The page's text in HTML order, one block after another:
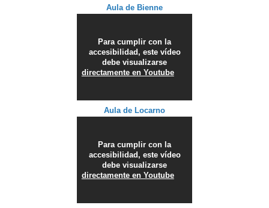
Aula de Bienne
Para cumplir con la
accesibilidad, este vídeo
debe visualizarse
directamente en Youtube
Aula de Locarno
Para cumplir con la
accesibilidad, este vídeo
debe visualizarse
directamente en Youtube